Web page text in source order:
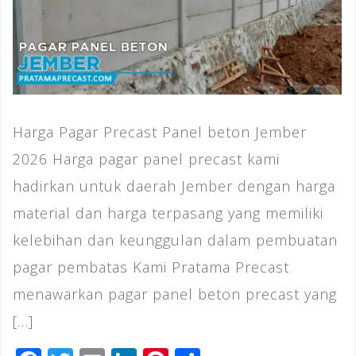
Harga Pagar Precast Panel beton Jember
2026 Harga pagar panel precast kami
hadirkan untuk daerah Jember dengan harga
material dan harga terpasang yang memiliki
kelebihan dan keunggulan dalam pembuatan
pagar pembatas Kami Pratama Precast
menawarkan pagar panel beton precast yang
[…]